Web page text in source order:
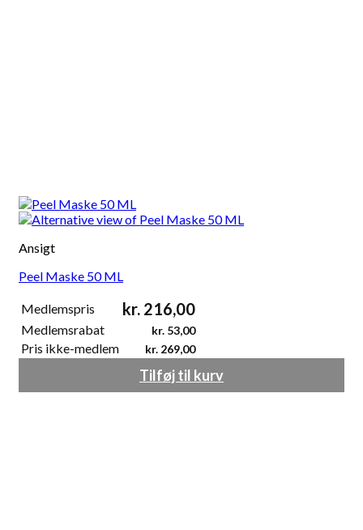
Ansigt
Peel Maske 50 ML
Medlemspris kr. 216,00
Medlemsrabat kr. 53,00
Pris ikke-medlem kr. 269,00
Tilføj til kurv